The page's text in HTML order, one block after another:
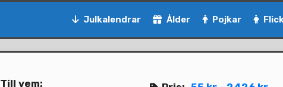
Julkalendrar Ålder Pojkar
Till vem: